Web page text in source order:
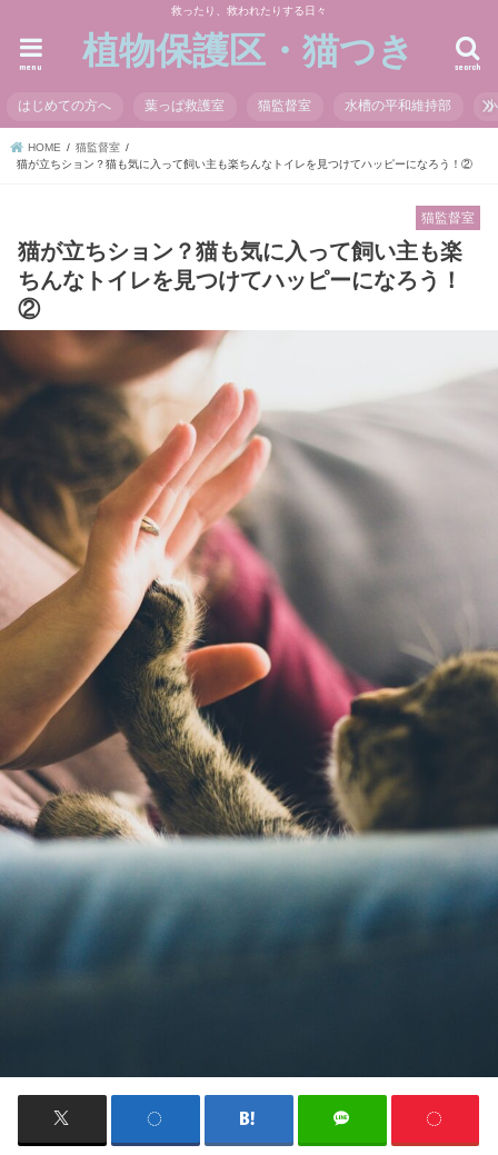
救ったり、救われたりする日々
植物保護区・猫つき search
menu
はじめての方へ 葉っぱ救護室 猫監督室 水槽の平和維持部
HOME
猫監督室
猫が立ちション？猫も気に入って飼い主も楽ちんなトイレを見つけてハッピーになろう！②
猫監督室
猫が立ちション？猫も気に入って飼い主も楽
ちんなトイレを見つけてハッピーになろう！
②